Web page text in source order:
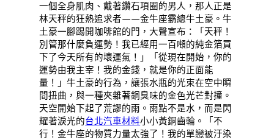
一個全身肌肉、戴著鑽石項圈的男人，那人正是
林天秤的狂熱追求者——金牛座霸總牛土豪。牛
土豪一腳踢開咖啡館的門，大聲宣布：「天秤！
別管那什麼負運勢！我已經用一百噸的純金箔買
下了今天所有的壞運氣！」「從現在開始，你的
運勢由我主宰！我的金錢，就是你的正面能
量！」牛土豪的行為，讓張水瓶的光束在空中瞬
間扭曲，與一種夾雜著銅臭味的金色光芒對撞。
天空開始下起了荒謬的雨。雨點不是水，而是閃
耀著淚光的台北汽車材料小小黃銅齒輪。「不
行！金牛座的物質力量太強了！我的單戀被汙染